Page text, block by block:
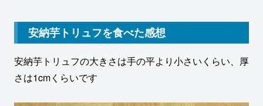
安納芋トリュフを食べた感想
安納芋トリュフの大きさは手の平より小さいくらい、厚
さは1cmくらいです